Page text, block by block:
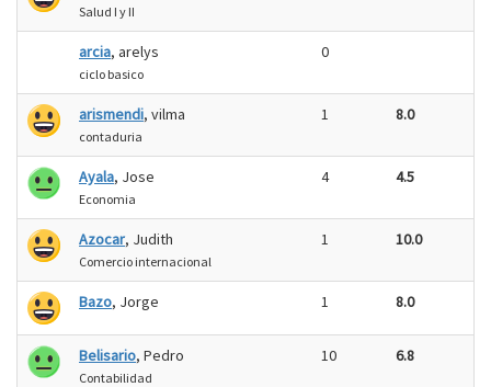
Salud I y II
arcia, arelys
ciclo basico
0
arismendi, vilma
contaduria
1 8.0
Ayala, Jose
Economia
4 4.5
Azocar, Judith
Comercio internacional
1 10.0
Bazo, Jorge 1 8.0
Belisario, Pedro
Contabilidad
10 6.8